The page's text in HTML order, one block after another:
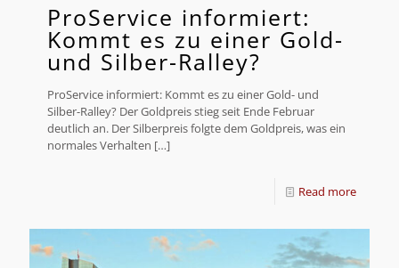
ProService informiert:
Kommt es zu einer Gold-
und Silber-Ralley?
ProService informiert: Kommt es zu einer Gold- und
Silber-Ralley? Der Goldpreis stieg seit Ende Februar
deutlich an. Der Silberpreis folgte dem Goldpreis, was ein
normales Verhalten […]
Read more